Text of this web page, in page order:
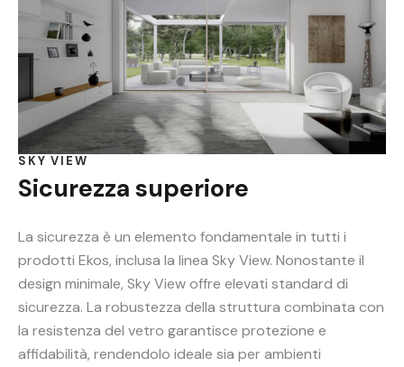
SKY VIEW
Sicurezza superiore
La sicurezza è un elemento fondamentale in tutti i
prodotti Ekos, inclusa la linea Sky View. Nonostante il
design minimale, Sky View offre elevati standard di
sicurezza. La robustezza della struttura combinata con
la resistenza del vetro garantisce protezione e
affidabilità, rendendolo ideale sia per ambienti